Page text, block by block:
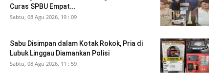
Curas SPBU Empat...
Sabtu, 08 Agu 2026, 19 : 09
Sabu Disimpan dalam Kotak Rokok, Pria di
Lubuk Linggau Diamankan Polisi
Sabtu, 08 Agu 2026, 11 : 59